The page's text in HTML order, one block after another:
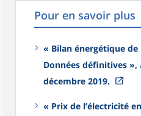
Pour en savoir plus
« Bilan énergétique de
Données définitives »,
décembre 2019.
« Prix de l’électricité